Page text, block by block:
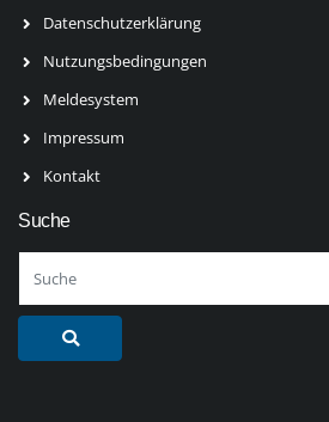
Datenschutzerklärung
Nutzungsbedingungen
Meldesystem
Impressum
Kontakt
Suche